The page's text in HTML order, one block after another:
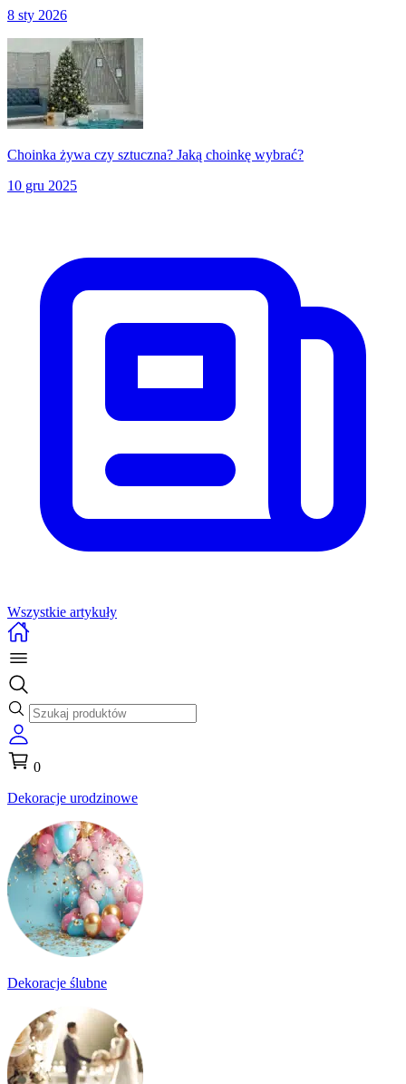
8 sty 2026
Choinka żywa czy sztuczna? Jaką choinkę wybrać?
10 gru 2025
Wszystkie artykuły
0
Dekoracje urodzinowe
Dekoracje ślubne